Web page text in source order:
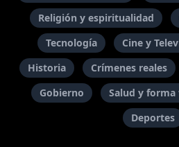
Religión y espiritualidad
Tecnología
Cine y
Historia
Crímenes reales
Gobierno
Salud y forma
Deportes